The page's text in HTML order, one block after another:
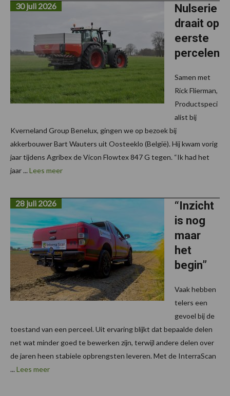
Nulserie
draait op
eerste
percelen
30 juli 2026
Samen met
Rick Flierman,
Productspeci
alist bij
Kverneland Group Benelux, gingen we op bezoek bij
akkerbouwer Bart Wauters uit Oosteeklo (België). Hij kwam vorig
jaar tijdens Agribex de Vicon Flowtex 847 G tegen. “Ik had het
jaar ... Lees meer
“Inzicht
is nog
maar
het
begin”
28 juli 2026
Vaak hebben
telers een
gevoel bij de
toestand van een perceel. Uit ervaring blijkt dat bepaalde delen
net wat minder goed te bewerken zijn, terwijl andere delen over
de jaren heen stabiele opbrengsten leveren. Met de InterraScan
... Lees meer